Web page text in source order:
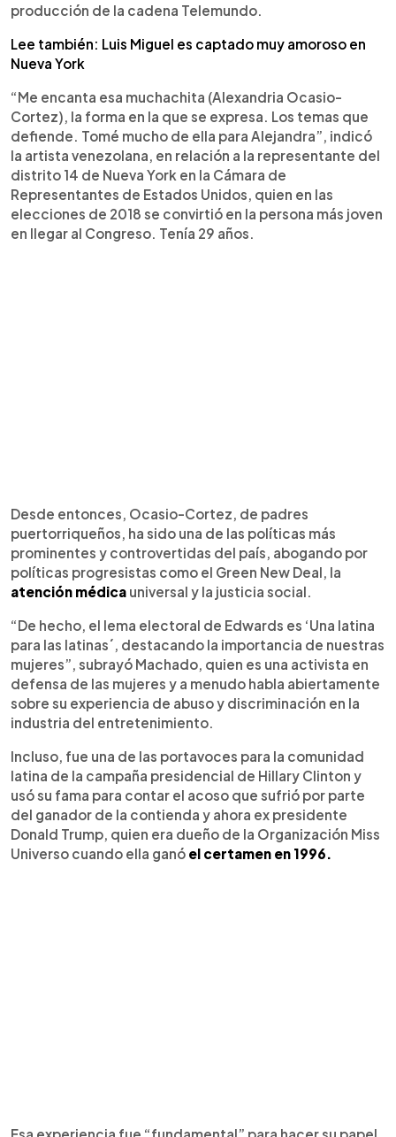
producción de la cadena Telemundo.
Lee también: Luis Miguel es captado muy amoroso en
Nueva York
“Me encanta esa muchachita (Alexandria Ocasio-
Cortez), la forma en la que se expresa. Los temas que
defiende. Tomé mucho de ella para Alejandra”, indicó
la artista venezolana, en relación a la representante del
distrito 14 de Nueva York en la Cámara de
Representantes de Estados Unidos, quien en las
elecciones de 2018 se convirtió en la persona más joven
en llegar al Congreso. Tenía 29 años.
Desde entonces, Ocasio-Cortez, de padres
puertorriqueños, ha sido una de las políticas más
prominentes y controvertidas del país, abogando por
políticas progresistas como el Green New Deal, la
atención médica universal y la justicia social.
“De hecho, el lema electoral de Edwards es ‘Una latina
para las latinas´, destacando la importancia de nuestras
mujeres”, subrayó Machado, quien es una activista en
defensa de las mujeres y a menudo habla abiertamente
sobre su experiencia de abuso y discriminación en la
industria del entretenimiento.
Incluso, fue una de las portavoces para la comunidad
latina de la campaña presidencial de Hillary Clinton y
usó su fama para contar el acoso que sufrió por parte
del ganador de la contienda y ahora ex presidente
Donald Trump, quien era dueño de la Organización Miss
Universo cuando ella ganó el certamen en 1996.